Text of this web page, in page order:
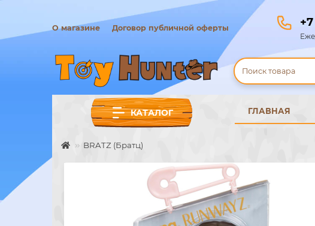
О магазине Договор публичной оферты
КАТАЛОГ ГЛАВНАЯ
BRATZ (Братц)